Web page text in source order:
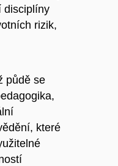
disciplíny
rizik,
půdě se
které